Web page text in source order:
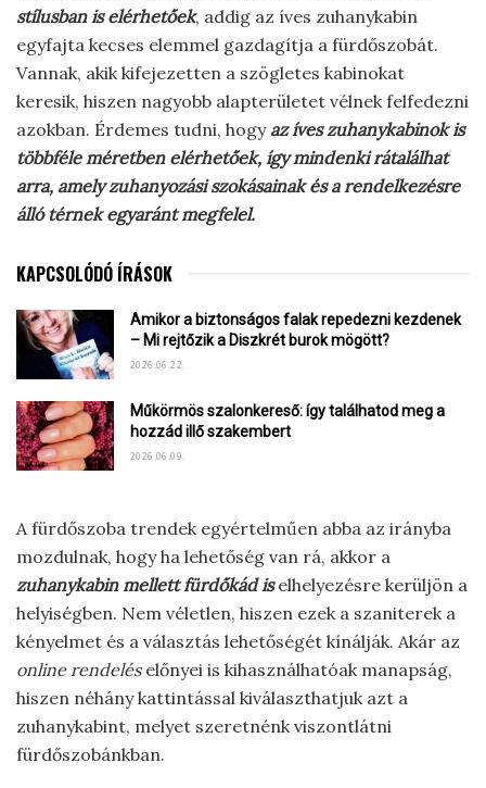
stílusban is elérhetőek, addig az íves zuhanykabin
egyfajta kecses elemmel gazdagítja a fürdőszobát.
Vannak, akik kifejezetten a szögletes kabinokat
keresik, hiszen nagyobb alapterületet vélnek felfedezni
azokban. Érdemes tudni, hogy az íves zuhanykabinok is
többféle méretben elérhetőek, így mindenki rátalálhat
arra, amely zuhanyozási szokásainak és a rendelkezésre
álló térnek egyaránt megfelel.
KAPCSOLÓDÓ ÍRÁSOK
Amikor a biztonságos falak repedezni kezdenek
– Mi rejtőzik a Diszkrét burok mögött?
2026.06.22.
Műkörmös szalonkereső: így találhatod meg a
hozzád illő szakembert
2026.06.09.
A fürdőszoba trendek egyértelműen abba az irányba
mozdulnak, hogy ha lehetőség van rá, akkor a
zuhanykabin mellett fürdőkád iselhelyezésre kerüljön a
helyiségben. Nem véletlen, hiszen ezek a szaniterek a
kényelmet és a választás lehetőségét kínálják. Akár az
online rendeléselőnyei is kihasználhatóak manapság,
hiszen néhány kattintással kiválaszthatjuk azt a
zuhanykabint, melyet szeretnénk viszontlátni
fürdőszobánkban.